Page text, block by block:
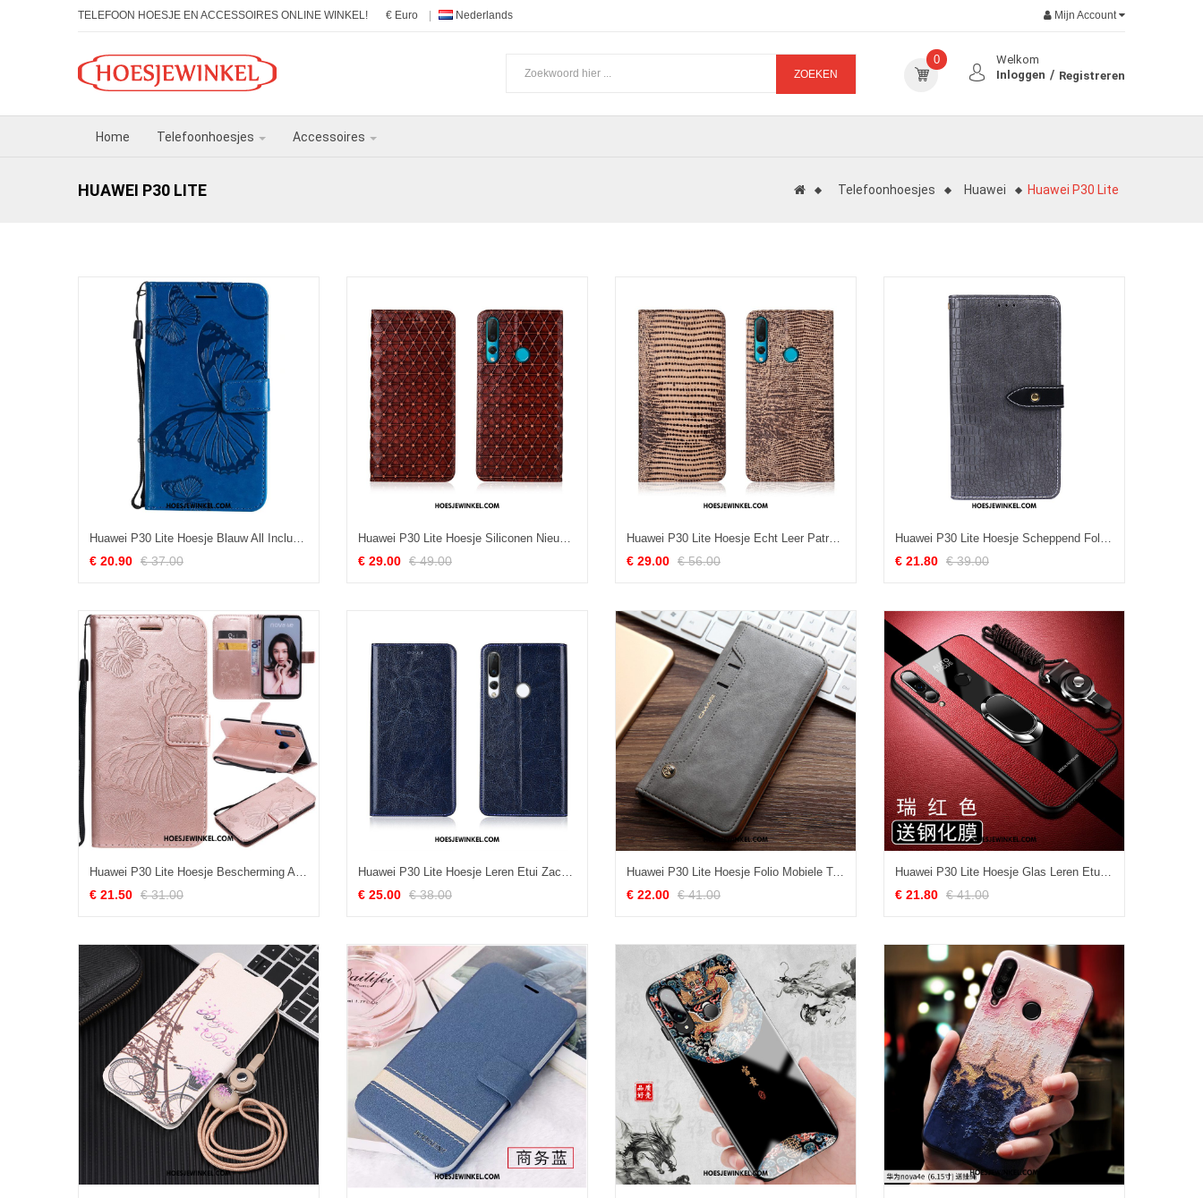
TELEFOON HOESJE EN ACCESSOIRES ONLINE WINKEL! € Euro Nederlands Mijn Account
ZOEKEN
Welkom
Inloggen
Registreren
0
Home Telefoonhoesjes Accessoires
HUAWEI P30 LITE Telefoonhoesjes Huawei Huawei P30 Lite
Huawei P30 Lite Hoesje Blauw All Inclusive Vlinder, Huawei P30 Lite Hoesje Mobiele Telefoon Hanger
€ 20.90 € 37.00
Huawei P30 Lite Hoesje Siliconen Nieuw Echt Leer, Huawei P30 Lite Hoesje Clamshell Zacht Braun
€ 29.00 € 49.00
Huawei P30 Lite Hoesje Echt Leer Patroon Folio, Huawei P30 Lite Hoesje Zacht Nieuw
€ 29.00 € 56.00
Huawei P30 Lite Hoesje Scheppend Folio Bescherming, Huawei P30 Lite Hoesje Mobiele Telefoon Grijs
€ 21.80 € 39.00
Huawei P30 Lite Hoesje Bescherming All Inclusive Mobiele Telefoon, Huawei P30 Lite Hoesje Siliconen Rose Goud
€ 21.50 € 31.00
Huawei P30 Lite Hoesje Leren Etui Zacht Hoes, Huawei P30 Lite Hoesje Clamshell Blauw
€ 25.00 € 38.00
Huawei P30 Lite Hoesje Folio Mobiele Telefoon Kaart, Huawei P30 Lite Hoesje Bedrijf Grijs
€ 22.00 € 41.00
Huawei P30 Lite Hoesje Glas Leren Etui All Inclusive, Huawei P30 Lite Hoesje Mobiele Telefoon Rood
€ 21.80 € 41.00